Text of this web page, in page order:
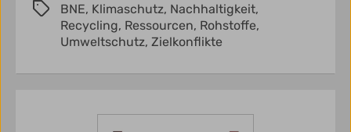
BNE, Klimaschutz, Nachhaltigkeit,
Recycling, Ressourcen, Rohstoffe,
Umweltschutz, Zielkonflikte